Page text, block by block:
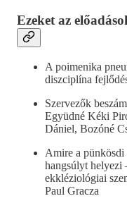
Ezeket az
A poimenika
diszciplína
Szervezők
Együdné Kéki
Dániel, Bozóné
Amire a pünkösdi
hangsúlyt helyezi
ekkléziológiai
Paul Gracza